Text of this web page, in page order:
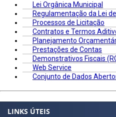
Lei Orgânica Municipal
Regulamentação da Lei
Processos de Licitação
Contratos e Termos
Planejamento
Prestações de Contas
Demonstrativos Fiscais
Web Service
Conjunto de Dados
LINKS ÚTEIS